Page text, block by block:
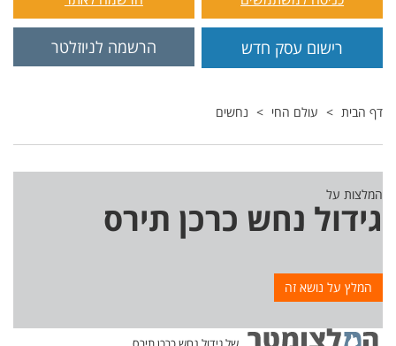
רישום עסק חדש הרשמה לניוזלטר
דף הבית עולם החי נחשים
המלצות על
גידול נחש כרכן תירס
המלץ על נושא זה